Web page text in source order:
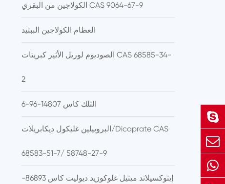
الكولاجين من البقري CAS 9064-67-9
العظام الكولاجين الببتيد
الصوديوم لوريل الأثير كبريتات CAS 68585-34-
2
التلك كاس 14807-96-6
البروبيلين غليكول ديكابريلات/Dicaprate CAS
68583-51-7/ 58748-27-9
إيثوكسيلاتد ميثيل غلوكوزيد ديوليت كاس 86893-